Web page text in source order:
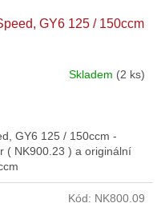
GY6 125 / 150ccm
Skladem (2 ks)
GY6 125 / 150ccm -
( NK900.23 ) a originální
Kód: NK800.09